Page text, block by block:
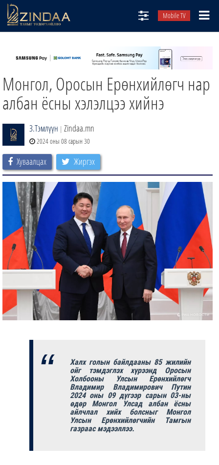
Mobile TV
ТВ8
ӨГЛӨӨНИЙ СОНИН
АУДИО ЗОХИОЛ
Монгол, Оросын Ерөнхийлөгч нар
албан ёсны хэлэлцээ хийнэ
З.Тэмлүүн | Zindaa.mn
2024 оны 08 сарын 30
Хуваалцах Жиргэх
Халх голын байлдааны 85 жилийн
ойг тэмдэглэх хүрээнд Оросын
Холбооны Улсын Ерөнхийлөгч
Владимир Владимирович Путин
2024 оны 09 дүгээр сарын 03-ны
өдөр Монгол Улсад албан ёсны
айлчлал хийх болсныг Монгол
Улсын Ерөнхийлөгчийн Тамгын
газраас мэдээллээ.